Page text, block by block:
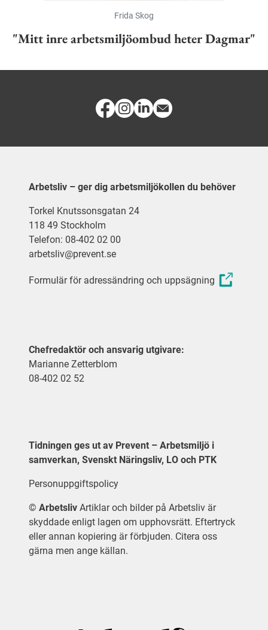
Frida Skog
"Mitt inre arbetsmiljöombud heter Dagmar"
Arbetsliv – ger dig arbetsmiljökollen du behöver
Torkel Knutssonsgatan 24
118 49 Stockholm
Telefon: 08-402 02 00
arbetsliv@prevent.se
Formulär för adressändring och uppsägning
Chefredaktör och ansvarig utgivare:
Marianne Zetterblom
08-402 02 52
Tidningen ges ut av Prevent – Arbetsmiljö i
samverkan, Svenskt Näringsliv, LO och PTK
Personuppgiftspolicy
© Arbetsliv Artiklar och bilder på Arbetsliv är
skyddade enligt lagen om upphovsrätt. Eftertryck
eller annan kopiering är förbjuden. Citera oss
gärna men ange källan.